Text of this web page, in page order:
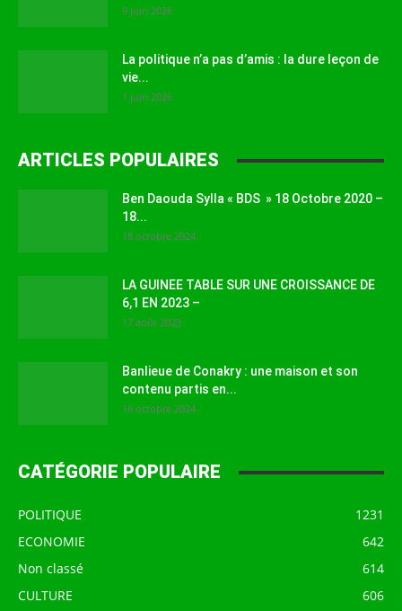
9 juin 2026
La politique n’a pas d’amis : la dure leçon de
vie...
1 juin 2026
ARTICLES POPULAIRES
Ben Daouda Sylla « BDS » 18 Octobre 2020 –
18...
18 octobre 2024
LA GUINEE TABLE SUR UNE CROISSANCE DE
6,1 EN 2023 –
17 août 2023
Banlieue de Conakry : une maison et son
contenu partis en...
16 octobre 2024
CATÉGORIE POPULAIRE
POLITIQUE
1231
ECONOMIE
642
Non classé
614
CULTURE
606